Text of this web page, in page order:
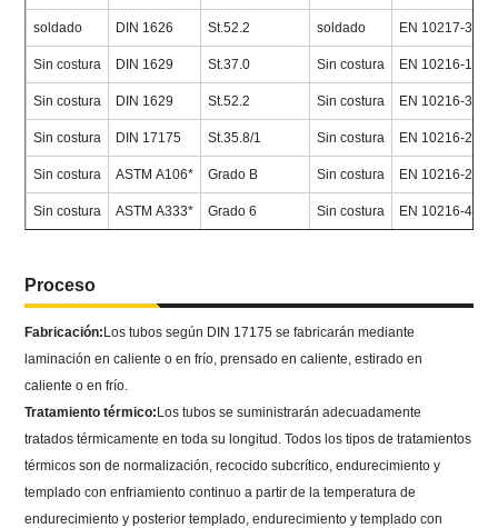
soldado DIN 1626 St.52.2 soldado EN 10217-3
Sin costura DIN 1629 St.37.0 Sin costura EN 10216-1
Sin costura DIN 1629 St.52.2 Sin costura EN 10216-3
Sin costura DIN 17175 St.35.8/1 Sin costura EN 10216-2
Sin costura ASTM A106* Grado B Sin costura EN 10216-2
Sin costura ASTM A333* Grado 6 Sin costura EN 10216-4
Proceso
Fabricación:Los tubos según DIN 17175 se fabricarán mediante
laminación en caliente o en frío, prensado en caliente, estirado en
caliente o en frío.
Tratamiento térmico:Los tubos se suministrarán adecuadamente
tratados térmicamente en toda su longitud. Todos los tipos de tratamientos
térmicos son de normalización, recocido subcrítico, endurecimiento y
templado con enfriamiento continuo a partir de la temperatura de
endurecimiento y posterior templado, endurecimiento y templado con